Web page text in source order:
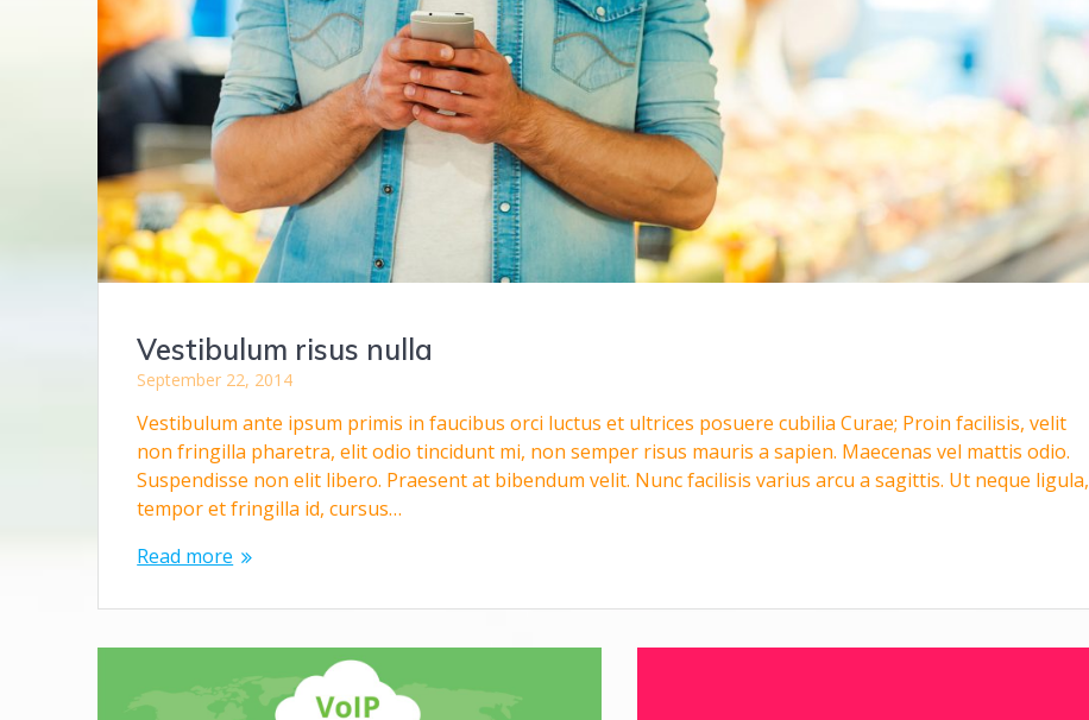
Vestibulum risus nulla
September 22, 2014
Vestibulum ante ipsum primis in faucibus orci luctus et ultrices posuere cubilia Curae; Proin facilisis, velit
non fringilla pharetra, elit odio tincidunt mi, non semper risus mauris a sapien. Maecenas vel mattis odio.
Suspendisse non elit libero. Praesent at bibendum velit. Nunc facilisis varius arcu a sagittis. Ut neque ligula,
tempor et fringilla id, cursus…
Read more